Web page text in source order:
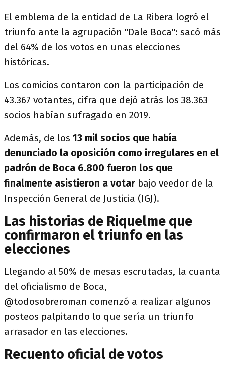
El emblema de la entidad de La Ribera logró el
triunfo ante la agrupación "Dale Boca": sacó más
del 64% de los votos en unas elecciones
históricas.
Los comicios contaron con la participación de
43.367 votantes, cifra que dejó atrás los 38.363
socios habían sufragado en 2019.
Además, de los 13 mil socios que había
denunciado la oposición como irregulares en el
padrón de Boca 6.800 fueron los que
finalmente asistieron a votar bajo veedor de la
Inspección General de Justicia (IGJ).
Las historias de Riquelme que
confirmaron el triunfo en las
elecciones
Llegando al 50% de mesas escrutadas, la cuanta
del oficialismo de Boca,
@todosobreroman comenzó a realizar algunos
posteos palpitando lo que sería un triunfo
arrasador en las elecciones.
Recuento oficial de votos